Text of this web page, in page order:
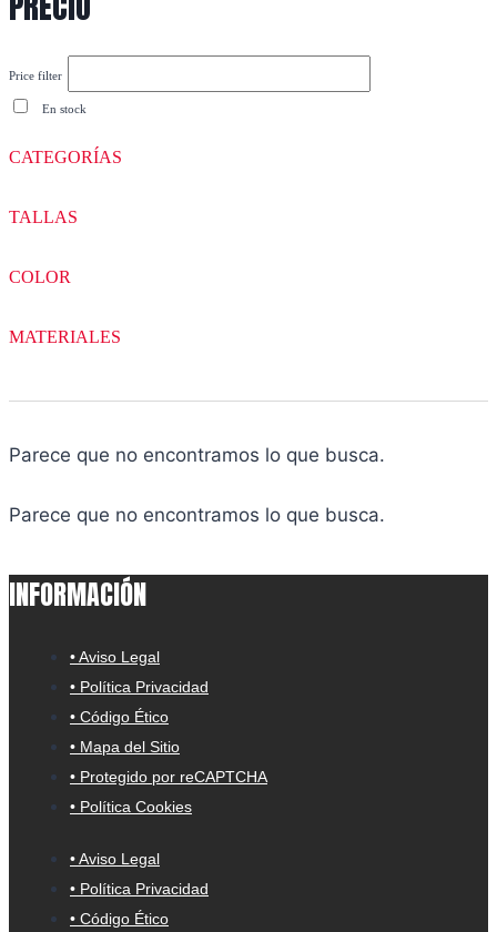
Price filter
En stock
CATEGORÍAS
TALLAS
COLOR
MATERIALES
Parece que no encontramos lo que busca.
Parece que no encontramos lo que busca.
INFORMACIÓN
• Aviso Legal
• Política Privacidad
• Código Ético
• Mapa del Sitio
• Protegido por reCAPTCHA
• Política Cookies
• Aviso Legal
• Política Privacidad
• Código Ético